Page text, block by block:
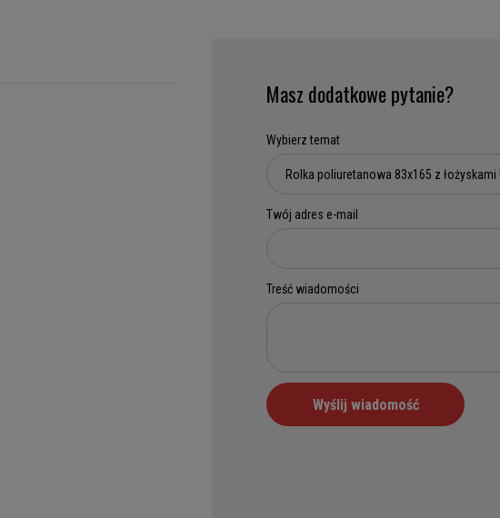
Masz dodatkowe pytanie?